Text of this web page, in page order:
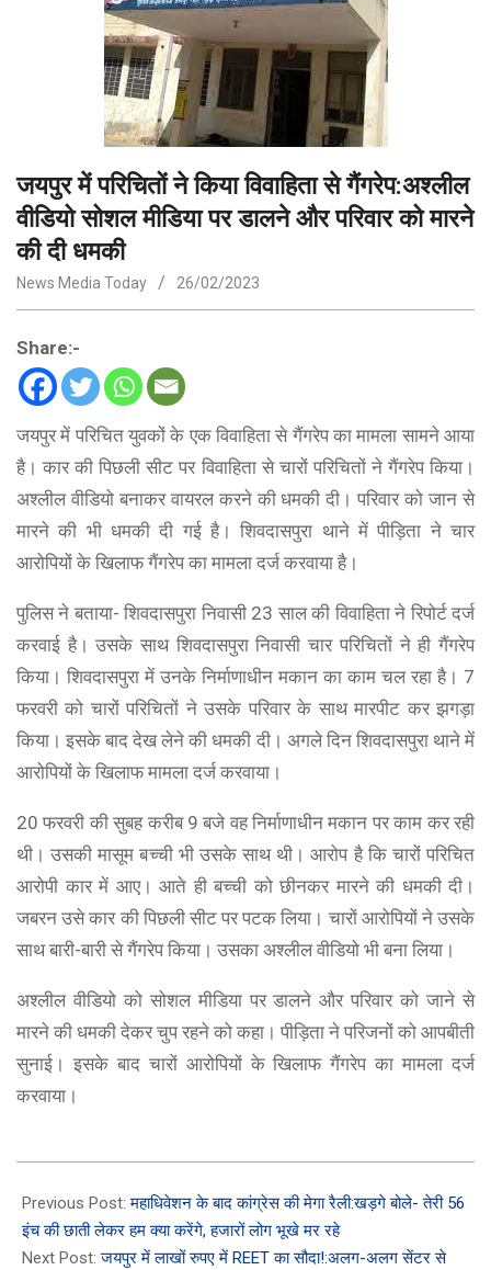
जयपुर में परिचितों ने किया विवाहिता से गैंगरेप:अश्लील
वीडियो सोशल मीडिया पर डालने और परिवार को मारने
की दी धमकी
News Media Today 26/02/2023
Share:-
जयपुर में परिचित युवकों के एक विवाहिता से गैंगरेप का मामला सामने आया
है। कार की पिछली सीट पर विवाहिता से चारों परिचितों ने गैंगरेप किया।
अश्लील वीडियो बनाकर वायरल करने की धमकी दी। परिवार को जान से
मारने की भी धमकी दी गई है। शिवदासपुरा थाने में पीड़िता ने चार
आरोपियों के खिलाफ गैंगरेप का मामला दर्ज करवाया है।
पुलिस ने बताया- शिवदासपुरा निवासी 23 साल की विवाहिता ने रिपोर्ट दर्ज
करवाई है। उसके साथ शिवदासपुरा निवासी चार परिचितों ने ही गैंगरेप
किया। शिवदासपुरा में उनके निर्माणाधीन मकान का काम चल रहा है। 7
फरवरी को चारों परिचितों ने उसके परिवार के साथ मारपीट कर झगड़ा
किया। इसके बाद देख लेने की धमकी दी। अगले दिन शिवदासपुरा थाने में
आरोपियों के खिलाफ मामला दर्ज करवाया।
20 फरवरी की सुबह करीब 9 बजे वह निर्माणाधीन मकान पर काम कर रही
थी। उसकी मासूम बच्ची भी उसके साथ थी। आरोप है कि चारों परिचित
आरोपी कार में आए। आते ही बच्ची को छीनकर मारने की धमकी दी।
जबरन उसे कार की पिछली सीट पर पटक लिया। चारों आरोपियों ने उसके
साथ बारी-बारी से गैंगरेप किया। उसका अश्लील वीडियो भी बना लिया।
अश्लील वीडियो को सोशल मीडिया पर डालने और परिवार को जाने से
मारने की धमकी देकर चुप रहने को कहा। पीड़िता ने परिजनों को आपबीती
सुनाई। इसके बाद चारों आरोपियों के खिलाफ गैंगरेप का मामला दर्ज
करवाया।
02-
26
Previous Post:महाधिवेशन के बाद कांग्रेस की मेगा रैली:खड़गे बोले- तेरी 56
इंच की छाती लेकर हम क्या करेंगे, हजारों लोग भूखे मर रहे
Next Post:जयपुर में लाखों रुपए में REET का सौदा!:अलग-अलग सेंटर से